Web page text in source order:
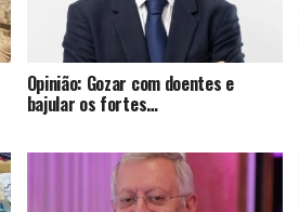
Opinião: Gozar com doentes e
bajular os fortes…